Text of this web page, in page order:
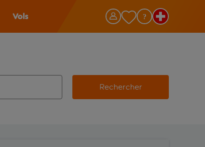
Vols
Rechercher